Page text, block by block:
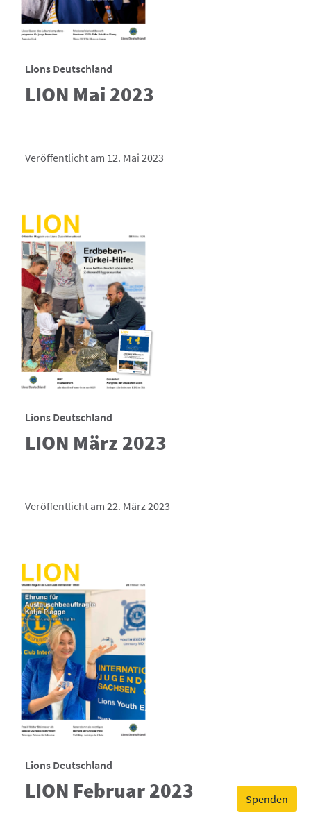
Spenden
Lions Deutschland
LION Mai 2023
Veröffentlicht am 12. Mai 2023
Lions Deutschland
LION März 2023
Veröffentlicht am 22. März 2023
Lions Deutschland
LION Februar 2023